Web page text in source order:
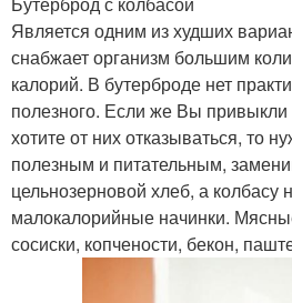
Является одним из худших
снабжает организм большим
калорий. В бутерброде нет
полезного. Если же Вы
хотите от них отказываться, то
полезным и питательным,
цельнозерновой хлеб, а колбасу
малокалорийные начинки.
сосиски, копчености, бекон,